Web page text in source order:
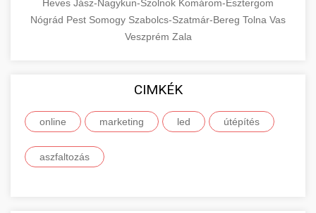
Heves Jász-Nagykun-Szolnok Komárom-Esztergom
Nógrád Pest Somogy Szabolcs-Szatmár-Bereg Tolna Vas
Veszprém Zala
CIMKÉK
online marketing led útépítés
aszfaltozás